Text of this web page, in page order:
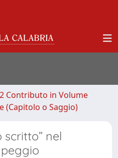
2 Contributo in Volume
(Capitolo o Saggio)
scritto” nel